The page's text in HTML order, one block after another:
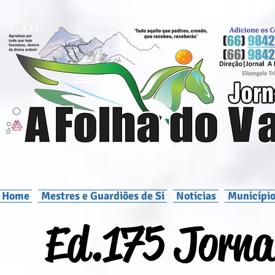
Home Mestres e Guardiões de Si Noticias
Ed.175